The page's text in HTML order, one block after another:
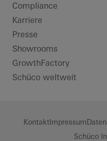
Compliance
Karriere
Presse
Showrooms
GrowthFactory
Schüco weltweit
KontaktImpressum
Schüco